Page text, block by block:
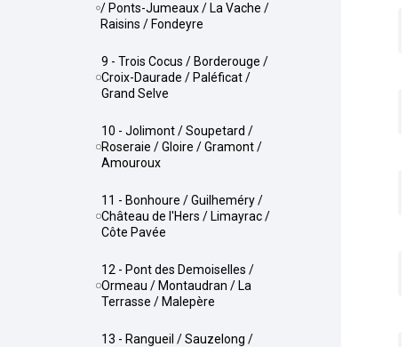
/ Ponts-Jumeaux / La Vache /
Raisins / Fondeyre
9 - Trois Cocus / Borderouge /
Croix-Daurade / Paléficat /
Grand Selve
10 - Jolimont / Soupetard /
Roseraie / Gloire / Gramont /
Amouroux
11 - Bonhoure / Guilheméry /
Château de l'Hers / Limayrac /
Côte Pavée
12 - Pont des Demoiselles /
Ormeau / Montaudran / La
Terrasse / Malepère
13 - Rangueil / Sauzelong /